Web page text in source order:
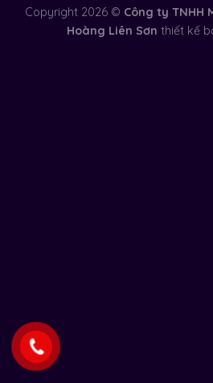
Copyright 2026 © Công ty TNHH
Hoàng Liên Sơn thiết kế